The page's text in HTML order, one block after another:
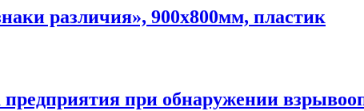
различия», 900х800мм, пластик
при обнаружении